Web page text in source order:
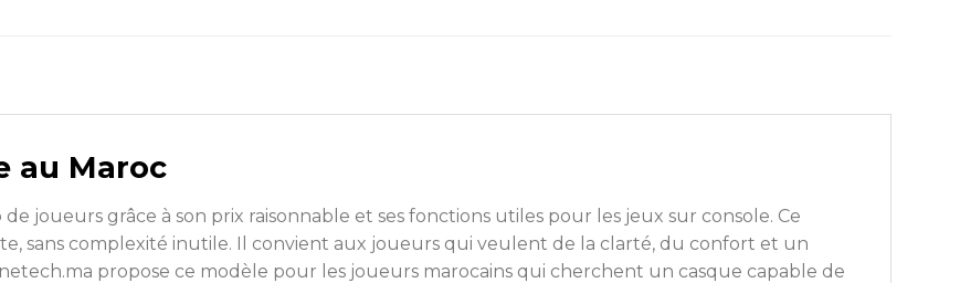
au Maroc
joueurs grâce à son prix raisonnable et ses fonctions utiles pour les jeux sur console. Ce
sans complexité inutile. Il convient aux joueurs qui veulent de la clarté, du confort et un
propose ce modèle pour les joueurs marocains qui cherchent un casque capable de